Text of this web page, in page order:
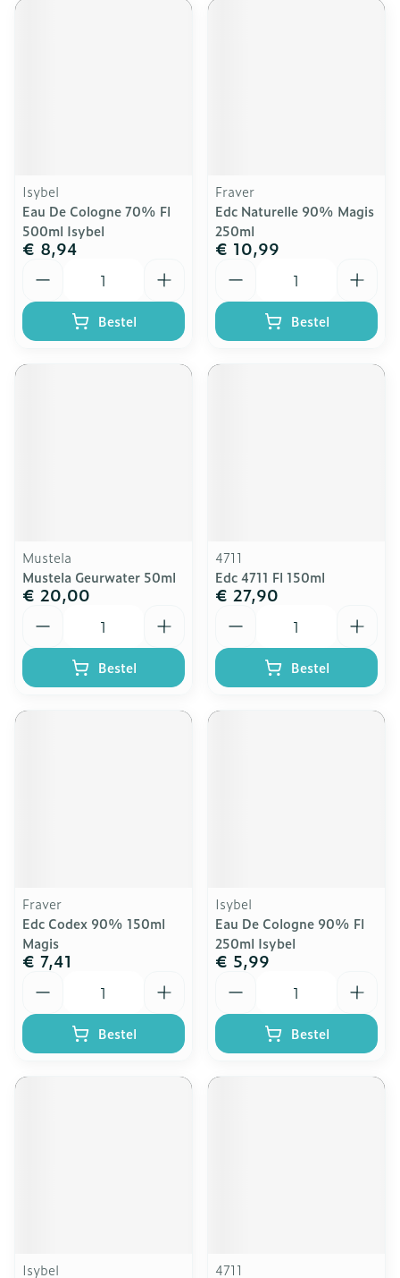
Isybel
Eau De Cologne 70% Fl
500ml Isybel
€ 8,94
Bestel
Fraver
Edc Naturelle 90% Magis
250ml
€ 10,99
Bestel
Mustela
Mustela Geurwater 50ml
€ 20,00
Bestel
4711
Edc 4711 Fl 150ml
€ 27,90
Bestel
Fraver
Edc Codex 90% 150ml
Magis
€ 7,41
Bestel
Isybel
Eau De Cologne 90% Fl
250ml Isybel
€ 5,99
Bestel
Isybel 4711